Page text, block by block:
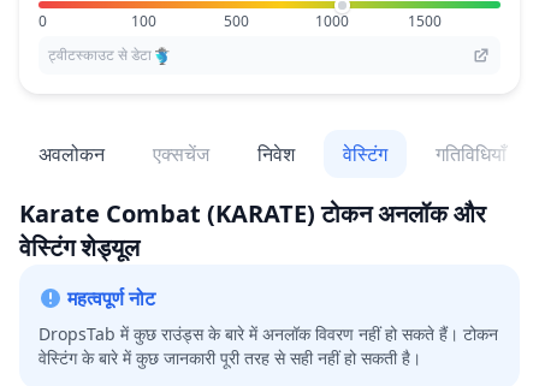
0 100 500 1000
1500
ट्वीटस्काउट से डेटा
अवलोकन एक्सचेंज निवेश वेस्टिंग गतिविधियाँ
Karate Combat (KARATE) टोकन अनलॉक और
वेस्टिंग शेड्यूल
महत्वपूर्ण नोट
DropsTab में कुछ राउंड्स के बारे में अनलॉक विवरण नहीं हो सकते हैं। टोकन
वेस्टिंग के बारे में कुछ जानकारी पूरी तरह से सही नहीं हो सकती है।